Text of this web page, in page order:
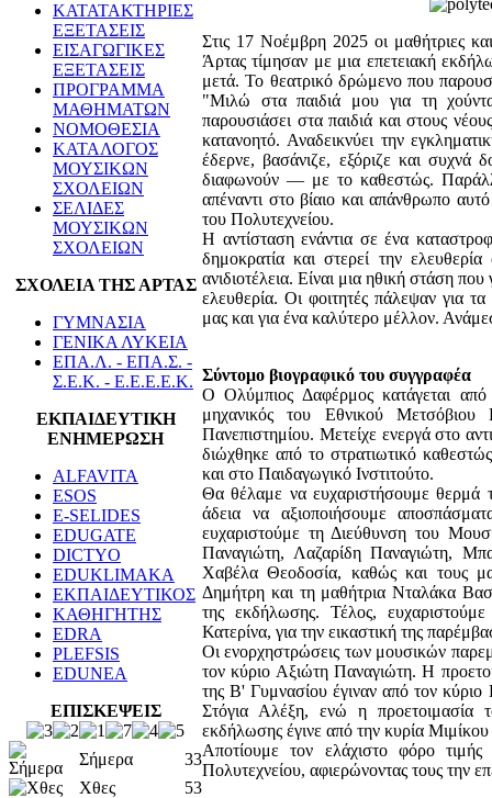
ΚΑΤΑΤΑΚΤΗΡΙΕΣ
ΕΞΕΤΑΣΕΙΣ
ΕΙΣΑΓΩΓΙΚΕΣ
ΕΞΕΤΑΣΕΙΣ
ΠΡΟΓΡΑΜΜΑ
ΜΑΘΗΜΑΤΩΝ
ΝΟΜΟΘΕΣΙΑ
ΚΑΤΑΛΟΓΟΣ
ΜΟΥΣΙΚΩΝ
ΣΧΟΛΕΙΩΝ
ΣΕΛΙΔΕΣ
ΜΟΥΣΙΚΩΝ
ΣΧΟΛΕΙΩΝ
ΣΧΟΛΕΙΑ ΤΗΣ ΑΡΤΑΣ
ΓΥΜΝΑΣΙΑ
ΓΕΝΙΚΑ ΛΥΚΕΙΑ
ΕΠΑ.Λ. - ΕΠΑ.Σ. -
Σ.Ε.Κ. - Ε.Ε.Ε.Ε.Κ.
ΕΚΠΑΙΔΕΥΤΙΚΗ
ΕΝΗΜΕΡΩΣΗ
ALFAVITA
ESOS
E-SELIDES
EDUGATE
DICTYO
EDUKLIMAKA
ΕΚΠΑΙΔΕΥΤΙΚΟΣ
ΚΑΘΗΓΗΤΗΣ
EDRA
PLEFSIS
EDUNEA
ΕΠΙΣΚΕΨΕΙΣ
Σήμερα
33
Χθες
53
Στις 17 Νοέμβρη 2025 οι μαθήτριες
Άρτας τίμησαν με μια επετειακή
μετά. Το θεατρικό δρώμενο που
"Μιλώ στα παιδιά μου για τη
παρουσιάσει στα παιδιά και στους
κατανοητό. Αναδεικνύει την
έδερνε, βασάνιζε, εξόριζε και
διαφωνούν — με το καθεστώς.
απέναντι στο βίαιο και απάνθρωπο
του Πολυτεχνείου.
Η αντίσταση ενάντια σε ένα
δημοκρατία και στερεί την
ανιδιοτέλεια. Είναι μια ηθική στάση
ελευθερία. Οι φοιτητές πάλεψαν για
μας και για ένα καλύτερο μέλλον.
Σύντομο βιογραφικό του συγγραφέα
Ο Ολύμπιος Δαφέρμος κατάγεται από
μηχανικός του Εθνικού Μετσόβιου
Πανεπιστημίου. Μετείχε ενεργά στο
διώχθηκε από το στρατιωτικό
και στο Παιδαγωγικό Ινστιτούτο.
Θα θέλαμε να ευχαριστήσουμε
άδεια να αξιοποιήσουμε
ευχαριστούμε τη Διεύθυνση του
Παναγιώτη, Λαζαρίδη Παναγιώτη,
Χαβέλα Θεοδοσία, καθώς και τους
Δημήτρη και τη μαθήτρια Νταλάκα
της εκδήλωσης. Τέλος,
Κατερίνα, για την εικαστική της
Οι ενορχηστρώσεις των μουσικών
τον κύριο Αξιώτη Παναγιώτη. Η
της Β' Γυμνασίου έγιναν από τον
Στόγια Αλέξη, ενώ η προετοιμασία
εκδήλωσης έγινε από την κυρία
Αποτίουμε τον ελάχιστο φόρο
Πολυτεχνείου, αφιερώνοντας τους την